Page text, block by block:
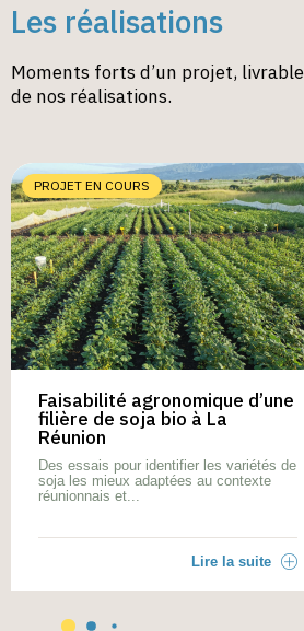
Les réalisations
Moments forts d’un projet,
de nos réalisations.
PROJET EN COURS
Faisabilité agronomique d’une
filière de soja bio à La
Réunion
Des essais pour identifier les variétés de
soja les mieux adaptées au contexte
réunionnais et...
Lire la suite